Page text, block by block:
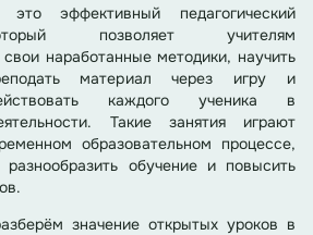
эффективный педагогический
позволяет учителям
наработанные методики, научить
материал через игру и
каждого ученика в
Такие занятия играют
образовательном процессе,
разнообразить обучение и повысить
значение открытых уроков в